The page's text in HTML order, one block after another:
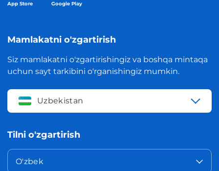
App Store Google Play
Mamlakatni o'zgartirish
Siz mamlakatni o'zgartirishingiz va boshqa mintaqa
uchun sayt tarkibini o'rganishingiz mumkin.
Uzbekistan
Tilni o'zgartirish
O'zbek